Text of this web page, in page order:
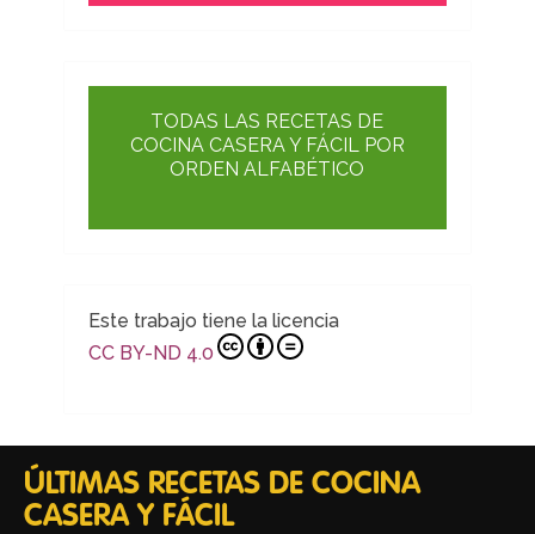
TODAS LAS RECETAS DE
COCINA CASERA Y FÁCIL POR
ORDEN ALFABÉTICO
Este trabajo tiene la licencia
CC BY-ND 4.0
ÚLTIMAS RECETAS DE COCINA
CASERA Y FÁCIL